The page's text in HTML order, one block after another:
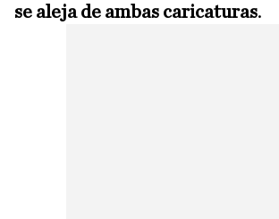
se aleja de ambas caricaturas.